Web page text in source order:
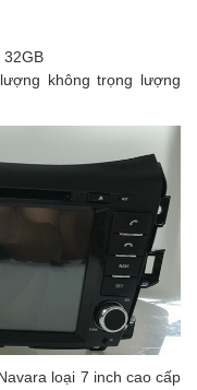
32GB
không trọng lượng
loại 7 inch cao cấp